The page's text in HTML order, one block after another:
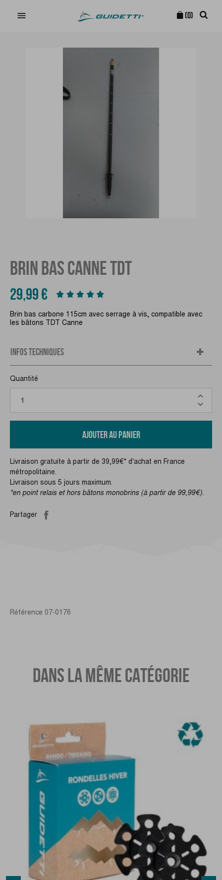
 (0)
BRIN BAS CANNE TDT
29,99 €
Brin bas carbone 115cm avec serrage à vis, compatible avec
les bâtons TDT Canne
INFOS TECHNIQUES
Quantité
AJOUTER AU PANIER
Livraison gratuite à partir de 39,99€* d'achat en France
métropolitaine.
Livraison sous 5 jours maximum.
*en point relais et hors bâtons monobrins (à partir de 99,99€).
Partager
Référence 07-0176
DANS LA MÊME CATÉGORIE